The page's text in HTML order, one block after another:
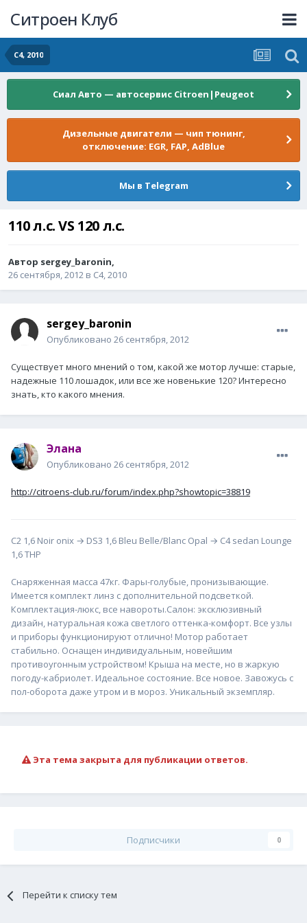
Ситроен Клуб
C4, 2010
Сиал Авто — автосервис Citroen|Peugeot
Дизельные двигатели — чип тюнинг,
отключение: EGR, FAP, AdBlue
Мы в Telegram
110 л.с. VS 120 л.с.
Автор sergey_baronin,
26 сентября, 2012 в C4, 2010
sergey_baronin
Опубликовано 26 сентября, 2012
Существует много мнений о том, какой же мотор лучше: старые,
надежные 110 лошадок, или все же новенькие 120? Интересно
знать, кто какого мнения.
Элана
Опубликовано 26 сентября, 2012
http://citroens-club.ru/forum/index.php?showtopic=38819
С2 1,6 Noir onix → DS3 1,6 Bleu Belle/Blanc Opal → С4 sedan Lounge
1,6 THP
Снаряженная масса 47кг. Фары-голубые, пронизывающие.
Имеется комплект линз с дополнительной подсветкой.
Комплектация-люкс, все навороты.Салон: эксклюзивный
дизайн, натуральная кожа светлого оттенка-комфорт. Все узлы
и приборы функционируют отлично! Мотор работает
стабильно. Оснащен индивидуальным, новейшим
противоугонным устройством! Крыша на месте, но в жаркую
погоду-кабриолет. Идеальное состояние. Все новое. Завожусь с
пол-оборота даже утром и в мороз. Уникальный экземпляр.
Эта тема закрыта для публикации ответов.
Подписчики 0
Перейти к списку тем